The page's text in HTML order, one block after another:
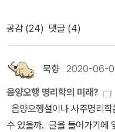
유인력의 법칙은 고전 물리
훗날 아인슈타인이 일반상대
이 적용된다. 뉴턴이 만유인
스티안 하위헌스, 에드먼드
들 사이에는 태양과 행성들,
하는 인력이 존재할 것이라
설명할 수 있는 사람은 없었
게 이거란다. 요런 건 처음 듣
없지만 항상 참인 명제’다. 데
짓인지 의심할 수 있으나, 그
하는 주체인 나는 반드시 존
체의 위치가 변하는 것을 물
생님, 그럼 운동의 반대말은
과랍니다! 가을에는 모름지
담과 이브를, 아이작 뉴턴을,
는 요 못된 사과, 썩은 사과,
로구나, 아이러니 듬뿍 담아
누가 더 위대한 과학자인지
명을 골라야 한다면 뉴턴을
인슈타인이 더 위대한 과학자라고 말하고
라 누가 더 위대하냐는 의미
각이 든다. 한 인물을 위대하
이 뛰어나서일까? 특히나 17
학 이론을 남겨그 사람이 위
공감 (24) 댓글 (4)
묵향2020-06-
음양오행 명리학의 미래?
음양오행설이나 사주명리
수 있을까. 글을 들어가기에